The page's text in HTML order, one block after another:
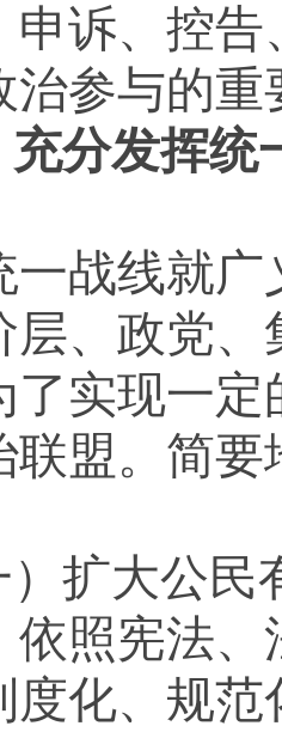
申诉、控
治参与的重
充分发挥
线就广义
层、政党
了实现一
联盟。简
）扩大公
依照宪法
度化、规